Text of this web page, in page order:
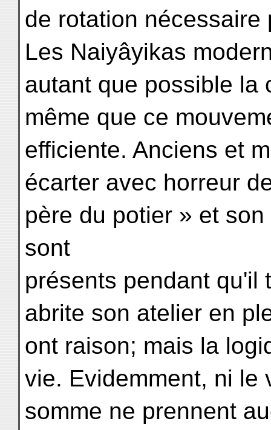
de rotation
Les Naiyâyikas
autant que possible la
même que ce
efficiente. Anciens et
écarter avec horreur
père du potier » et
sont
présents pendant qu'il
abrite son atelier en
ont raison; mais la
vie. Evidemment, ni le
somme ne prennent